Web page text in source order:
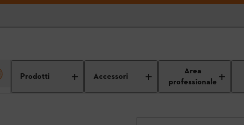
Prodotti Accessori
Area
professionale